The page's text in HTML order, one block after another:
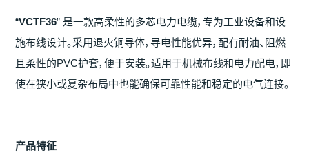
“VCTF36” 是一款高柔性的多芯电力电缆，专为工业设备和设
施布线设计。采用退火铜导体，导电性能优异，配有耐油、阻燃
且柔性的PVC护套，便于安装。适用于机械布线和电力配电，即
使在狭小或复杂布局中也能确保可靠性能和稳定的电气连接。
产品特征